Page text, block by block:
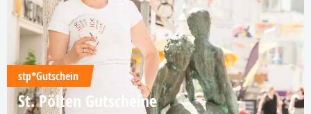
stp*Gutschein
St. Pölten Gutscheine